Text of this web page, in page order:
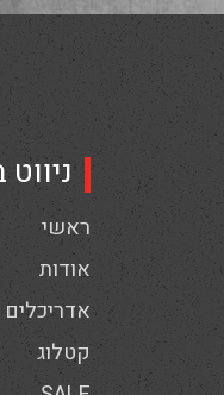
ראשי
אודות
קטלוג